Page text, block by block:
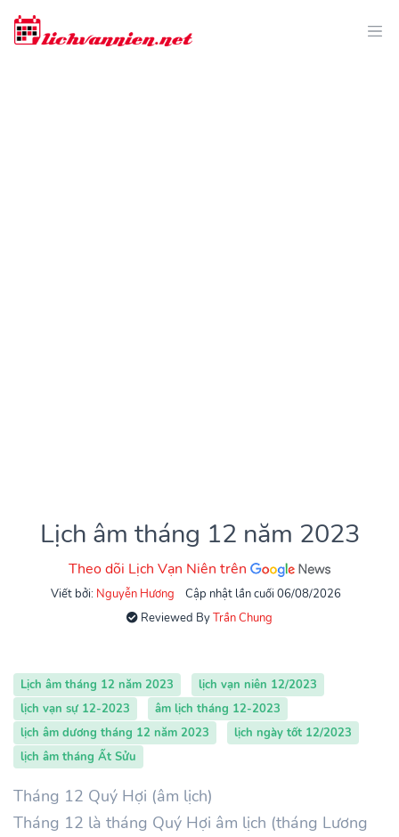
Lịch âm tháng 12 năm 2023
Theo dõi Lịch Vạn Niên trên
Viết bởi: Nguyễn Hương
Cập nhật lần cuối 06/08/2026
Reviewed ByTrần Chung
Lịch âm tháng 12 năm 2023
lịch vạn niên 12/2023
lịch vạn sự 12-2023
âm lịch tháng 12-2023
lịch âm dương tháng 12 năm 2023
lịch ngày tốt 12/2023
lịch âm tháng Ất Sửu
Tháng 12 Quý Hợi (âm lịch)
Tháng 12 là tháng Quý Hợi âm lịch (tháng Lương